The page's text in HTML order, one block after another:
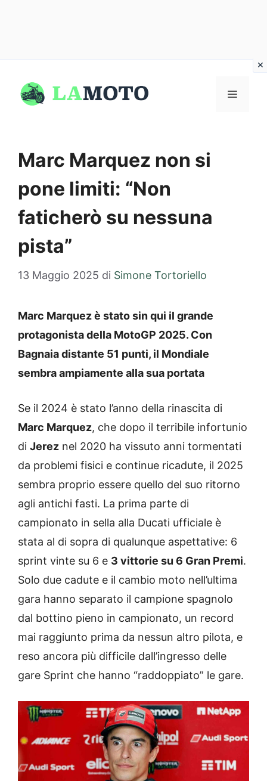
contenuto
MENU
Marc Marquez non si
pone limiti: “Non
faticherò su nessuna
pista”
13 Maggio 2025 di Simone Tortoriello
Marc Marquez è stato sin qui il grande
protagonista della MotoGP 2025. Con
Bagnaia distante 51 punti, il Mondiale
sembra ampiamente alla sua portata
Se il 2024 è stato l’anno della rinascita di
Marc Marquez, che dopo il terribile infortunio
di Jerez nel 2020 ha vissuto anni tormentati
da problemi fisici e continue ricadute, il 2025
sembra proprio essere quello del suo ritorno
agli antichi fasti. La prima parte di
campionato in sella alla Ducati ufficiale è
stata al di sopra di qualunque aspettative: 6
sprint vinte su 6 e 3 vittorie su 6 Gran Premi.
Solo due cadute e il cambio moto nell’ultima
gara hanno separato il campione spagnolo
dal bottino pieno in campionato, un record
mai raggiunto prima da nessun altro pilota, e
reso ancora più difficile dall’ingresso delle
gare Sprint che hanno “raddoppiato” le gare.